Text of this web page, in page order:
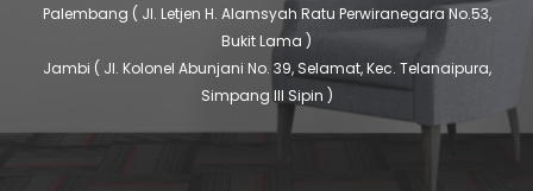
Palembang ( Jl. Letjen H. Alamsyah Ratu Perwiranegara No.53,
Bukit Lama )
Jambi ( Jl. Kolonel Abunjani No. 39, Selamat, Kec. Telanaipura,
Simpang III Sipin )